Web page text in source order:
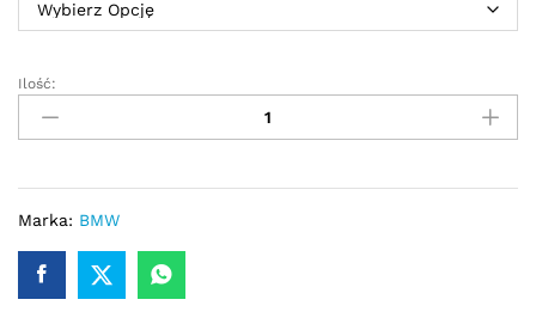
Przekładnia
kierownicza
-
BMW
X5
1999
-
Ilość:
Marka: BMW